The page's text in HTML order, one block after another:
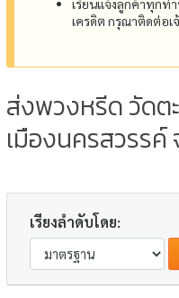
เรียนแจ้งลูกค้าทุกท่
เครดิต กรุณาติดต่อ
ส่งพวงหรีด วัดต
เมืองนครสวรรค์
เรียงลำดับโดย: